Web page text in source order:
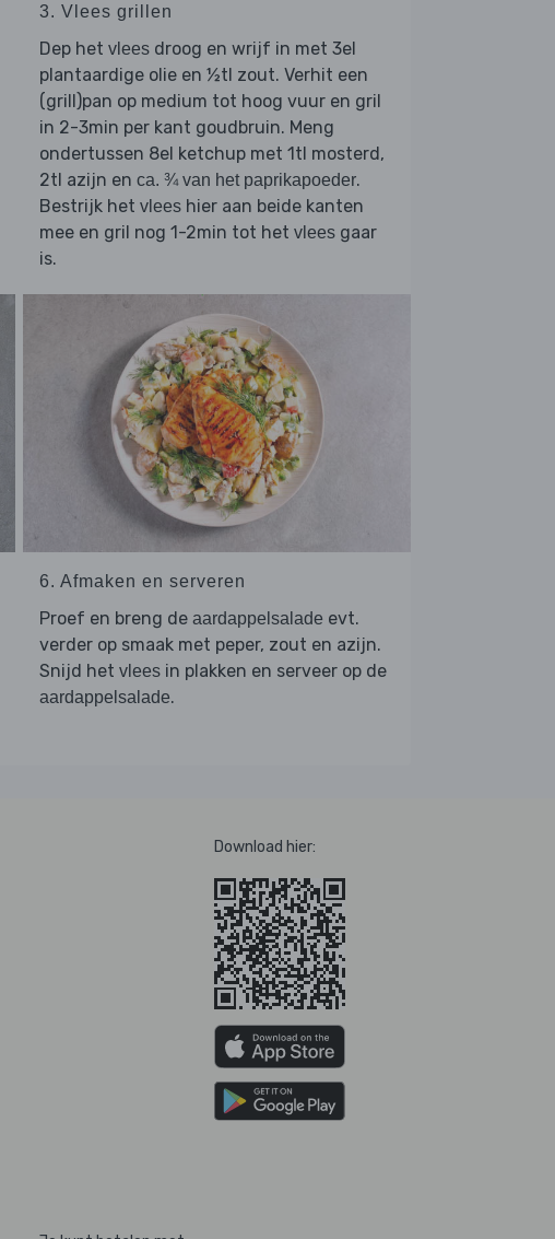
3. Vlees grillen
Dep het vlees droog en wrijf in met 3el
plantaardige olie en ½tl zout. Verhit een
(grill)pan op medium tot hoog vuur en gril
in 2-3min per kant goudbruin. Meng
ondertussen 8el ketchup met 1tl mosterd,
2tl azijn en ca. ¾ van het paprikapoeder.
Bestrijk het vlees hier aan beide kanten
mee en gril nog 1-2min tot het vlees gaar
is.
6. Afmaken en serveren
Proef en breng de aardappelsalade evt.
verder op smaak met peper, zout en azijn.
Snijd het vlees in plakken en serveer op de
aardappelsalade.
Download hier: